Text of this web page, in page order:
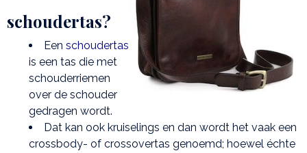
schoudertas?
Een schoudertas
is een tas die met
schouderriemen
over de schouder
gedragen wordt.
Dat kan ook kruiselings en dan wordt het vaak een
crossbody- of crossovertas genoemd; hoewel échte